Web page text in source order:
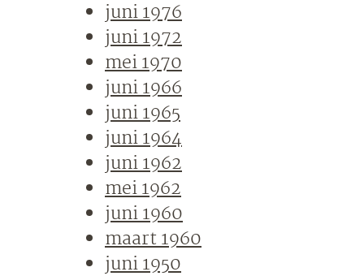
juni 1976
juni 1972
mei 1970
juni 1966
juni 1965
juni 1964
juni 1962
mei 1962
juni 1960
maart 1960
juni 1950